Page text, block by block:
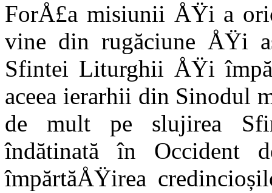
ForÅ£a misiunii ÅŸi a
vine din rugăciune ÅŸi
Sfintei Liturghii ÅŸi
aceea ierarhii din Sinodul
de mult pe slujirea
îndătinată în Occident
împărtăÅŸirea